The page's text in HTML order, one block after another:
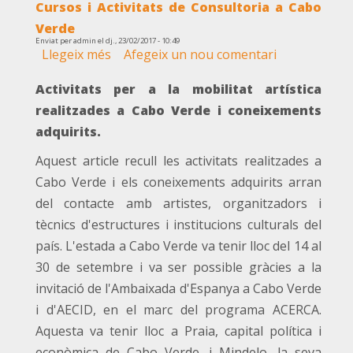
Cursos i Activitats de Consultoria a Cabo
Verde
Enviat peradmin el dj., 23/02/2017 - 10:49
Llegeix més sobre
Activitats
a
Cabo
Afegeix un nou comentari
Activitats per a la mobilitat artística
realitzades a Cabo Verde i coneixements
adquirits.
Aquest article recull les activitats realitzades a
Cabo Verde i els coneixements adquirits arran
del contacte amb artistes, organitzadors i
tècnics d'estructures i institucions culturals del
país. L'estada a Cabo Verde va tenir lloc del 14 al
30 de setembre i va ser possible gràcies a la
invitació de l'Ambaixada d'Espanya a Cabo Verde
i d'AECID, en el marc del programa ACERCA.
Aquesta va tenir lloc a Praia, capital política i